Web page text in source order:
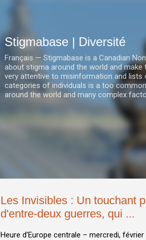
Stigmabase | Diversité
Français — Stigmabase is a Canadian
about stigma around the world and
very attentive to misinformation and lists
categories of individuals is a too
around the world and many complex
Les Invisibles : Un touchant
d'entre-deux guerres, qui ...
Heure d’Europe centrale – mercredi, février